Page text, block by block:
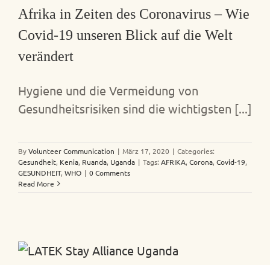
Afrika in Zeiten des Coronavirus – Wie
Covid-19 unseren Blick auf die Welt
verändert
Hygiene und die Vermeidung von
Gesundheitsrisiken sind die wichtigsten [...]
ByVolunteer Communication | März 17, 2020 | Categories:
Gesundheit, Kenia, Ruanda, Uganda | Tags: AFRIKA, Corona, Covid-19,
GESUNDHEIT, WHO | 0 Comments
Read More